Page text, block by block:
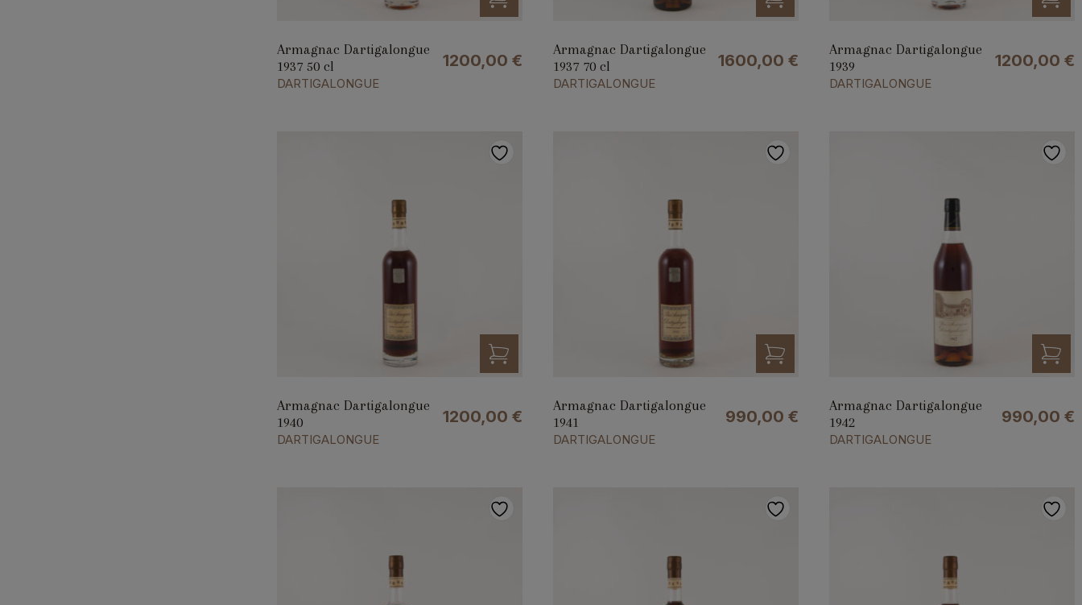
Armagnac Dartigalongue
1937 50 cl
DARTIGALONGUE
1200,00 €
Armagnac Dartigalongue
1937 70 cl
DARTIGALONGUE
1600,00 €
Armagnac Dartigalongue
1939
DARTIGALONGUE
1200,00 €
Armagnac Dartigalongue
1940
DARTIGALONGUE
1200,00 €
Armagnac Dartigalongue
1941
DARTIGALONGUE
990,00 €
Armagnac Dartigalongue
1942
DARTIGALONGUE
990,00 €